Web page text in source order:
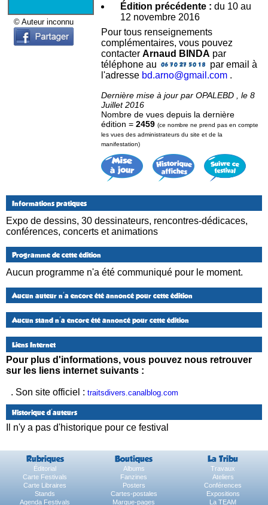
© Auteur inconnu
Édition précédente : du 10 au
12 novembre 2016
Pour tous renseignements
complémentaires, vous pouvez
contacter Arnaud BINDA par
téléphone au
par email à
l'adresse bd.arno@gmail.com .
Dernière mise à jour par OPALEBD , le 8
Juillet 2016
Nombre de vues depuis la dernière
édition = 2459 (ce nombre ne prend pas en compte
les vues des administrateurs du site et de la
manifestation)
Informations pratiques
Expo de dessins, 30 dessinateurs, rencontres-dédicaces,
conférences, concerts et animations
Programme de cette édition
Aucun programme n'a été communiqué pour le moment.
Aucun auteur n'a encore été annoncé pour cette édition
Aucun stand n'a encore été annoncé pour cette édition
Liens Internet
Pour plus d'informations, vous pouvez nous retrouver
sur les liens internet suivants :
. Son site officiel : traitsdivers.canalblog.com
Historique d'auteurs
Il n'y a pas d'historique pour ce festival
Rubriques Boutiques La Tribu
Éditorial Albums
Travaux
Carte Festivals
Fanzines
Ateliers
Carte Libraires
Posters
Conférences
Stands
Cartes-postales
Expositions
Agenda Festivals
Marque-pages La TEAM